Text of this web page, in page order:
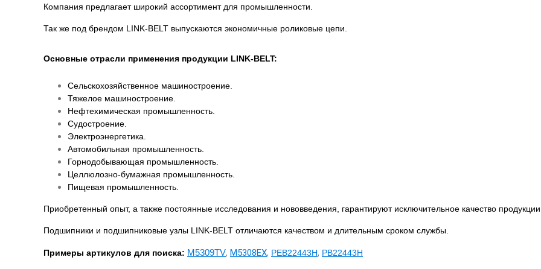
Компания предлагает широкий ассортимент для промышленности.
Так же под брендом LINK-BELT выпускаются экономичные роликовые цепи.
Основные отрасли применения продукции LINK-BELT:
Сельскохозяйственное машиностроение.
Тяжелое машиностроение.
Нефтехимическая промышленность.
Судостроение.
Электроэнергетика.
Автомобильная промышленность.
Горнодобывающая промышленность.
Целлюлозно-бумажная промышленность.
Пищевая промышленность.
Приобретенный опыт, а также постоянные исследования и нововведения, гарантируют исключительное качество продукции.
Подшипники и подшипниковые узлы LINK-BELT отличаются качеством и длительным сроком службы.
Примеры артикулов для поиска: M5309TV, M5308EX, PEB22443H, PB22443H